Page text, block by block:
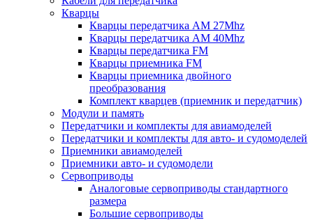
Кварцы
Кварцы передатчика AM 27Mhz
Кварцы передатчика AM 40Mhz
Кварцы передатчика FM
Кварцы приемника FM
Кварцы приемника двойного
преобразования
Комплект кварцев (приемник и передатчик)
Модули и память
Передатчики и комплекты для авиамоделей
Передатчики и комплекты для авто- и судомоделей
Приемники авиамоделей
Приемники авто- и судомодели
Сервоприводы
Аналоговые сервоприводы стандартного
размера
Большие сервоприводы